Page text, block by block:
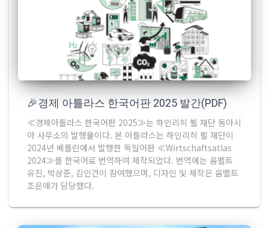
🎉경제 아틀라스 한국어판 2025 발간(PDF)
≪경제아틀라스 한국어판 2025≫는 하인리히 뵐 재단 동아시
아 사무소의 발행물이다. 본 아틀라스는 하인리히 뵐 재단이
2024년 베를린에서 발행한 독일어판 ≪Wirtschaftsatlas
2024≫를 한국어로 번역하여 제작되었다. 번역에는 움벨트
유진, 박상준, 김인건이 참여했으며, 디자인 및 제작은 움벨트
조은애가 담당했다.